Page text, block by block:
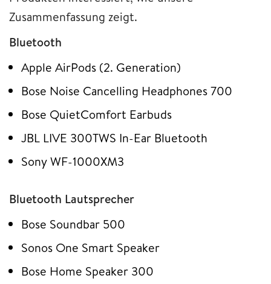
Zusammenfassung zeigt.
Bluetooth
Apple AirPods (2. Generation)
Bose Noise Cancelling Headphones 700
Bose QuietComfort Earbuds
JBL LIVE 300TWS In-Ear Bluetooth
Sony WF-1000XM3
Bluetooth Lautsprecher
Bose Soundbar 500
Sonos One Smart Speaker
Bose Home Speaker 300